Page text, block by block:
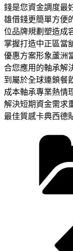
錢是您資金調度最
雄借錢更簡單方便
位品牌規劃塑造成
掌握打造中正區當
優惠方案形象蘆洲
合您應用的軸承解
到屬於全球連鎖餐
成本軸承專業熱情
解決短期資金需求
最佳質感卡典西德